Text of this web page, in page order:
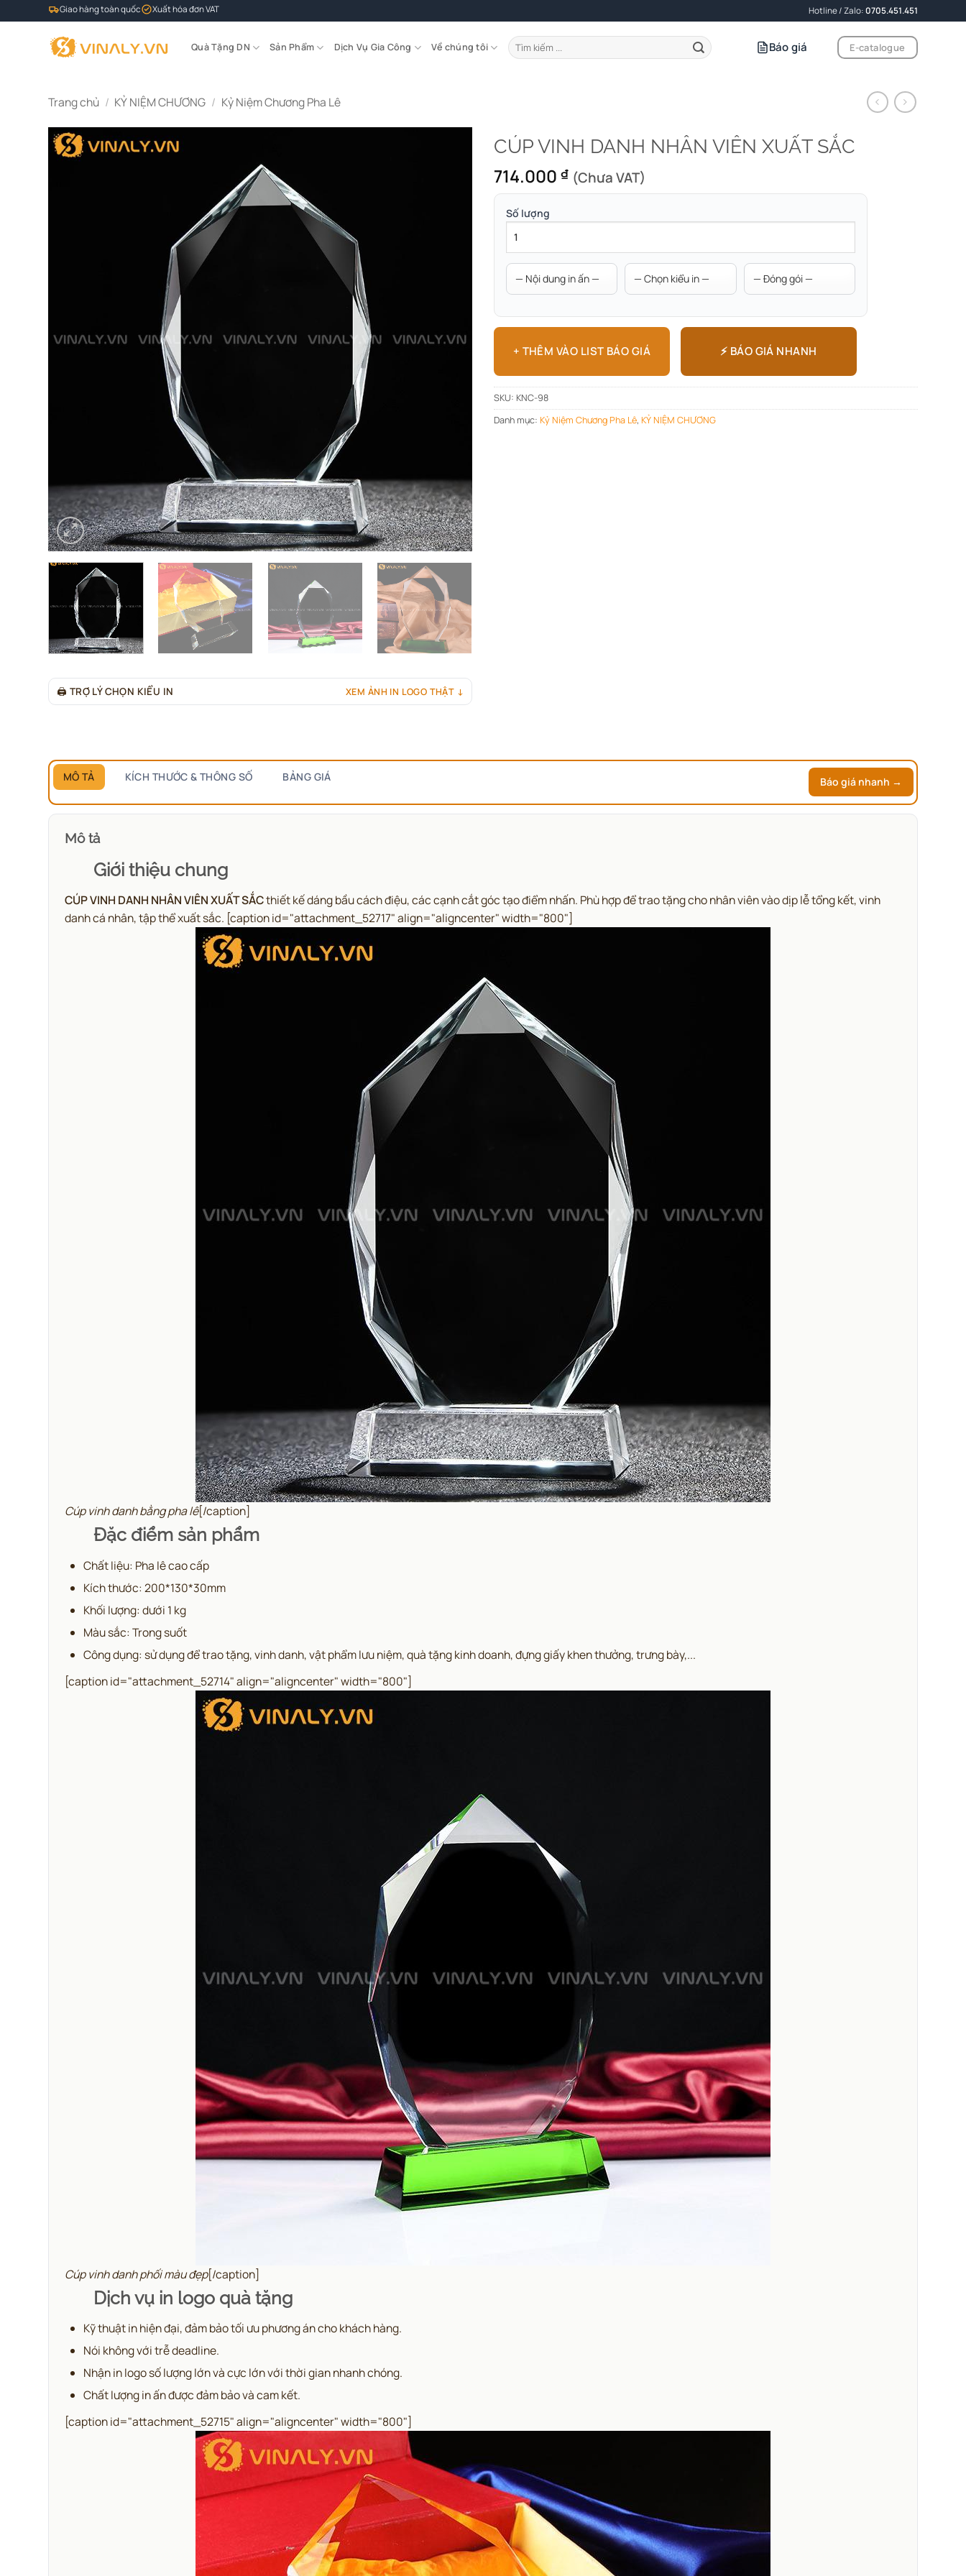
qua
Giao hàng toàn quốc Xuất hóa đơn VAT Hotline / Zalo:0705.451.451
Quà Tặng DN Sản Phẩm Dịch Vụ Gia Công Về chúng tôi
Tìm
kiếm:
Báo giá E-catalogue
Trang chủ / KỶ NIỆM CHƯƠNG / Kỷ Niệm Chương Pha Lê
🖨 TRỢ LÝ CHỌN KIỂU IN XEM ẢNH IN LOGO THẬT ↓
CÚP VINH DANH NHÂN VIÊN XUẤT SẮC
714.000 ₫ (Chưa VAT)
Số lượng
+ THÊM VÀO LIST BÁO GIÁ ⚡ BÁO GIÁ NHANH
SKU: KNC-98
Danh mục: Kỷ Niệm Chương Pha Lê, KỶ NIỆM CHƯƠNG
MÔ TẢ KÍCH THƯỚC & THÔNG SỐ BẢNG GIÁ Báo giá nhanh →
Mô tả
Giới thiệu chung
CÚP VINH DANH NHÂN VIÊN XUẤT SẮCthiết kế dáng bầu cách điệu, các cạnh cắt góc tạo điểm nhấn. Phù hợp để trao tặng cho nhân viên vào dịp lễ tổng kết, vinh
danh cá nhân, tập thể xuất sắc. [caption id="attachment_52717" align="aligncenter" width="800"]
Cúp vinh danh bằng pha lê[/caption]
Đặc điểm sản phẩm
Chất liệu: Pha lê cao cấp
Kích thước: 200*130*30mm
Khối lượng: dưới 1 kg
Màu sắc: Trong suốt
Công dụng: sử dụng để trao tặng, vinh danh, vật phẩm lưu niệm, quà tặng kinh doanh, đựng giấy khen thưởng, trưng bày,...
[caption id="attachment_52714" align="aligncenter" width="800"]
Cúp vinh danh phối màu đẹp[/caption]
Dịch vụ in logo quà tặng
Kỹ thuật in hiện đại, đảm bảo tối ưu phương án cho khách hàng.
Nói không với trễ deadline.
Nhận in logo số lượng lớn và cực lớn với thời gian nhanh chóng.
Chất lượng in ấn được đảm bảo và cam kết.
[caption id="attachment_52715" align="aligncenter" width="800"]